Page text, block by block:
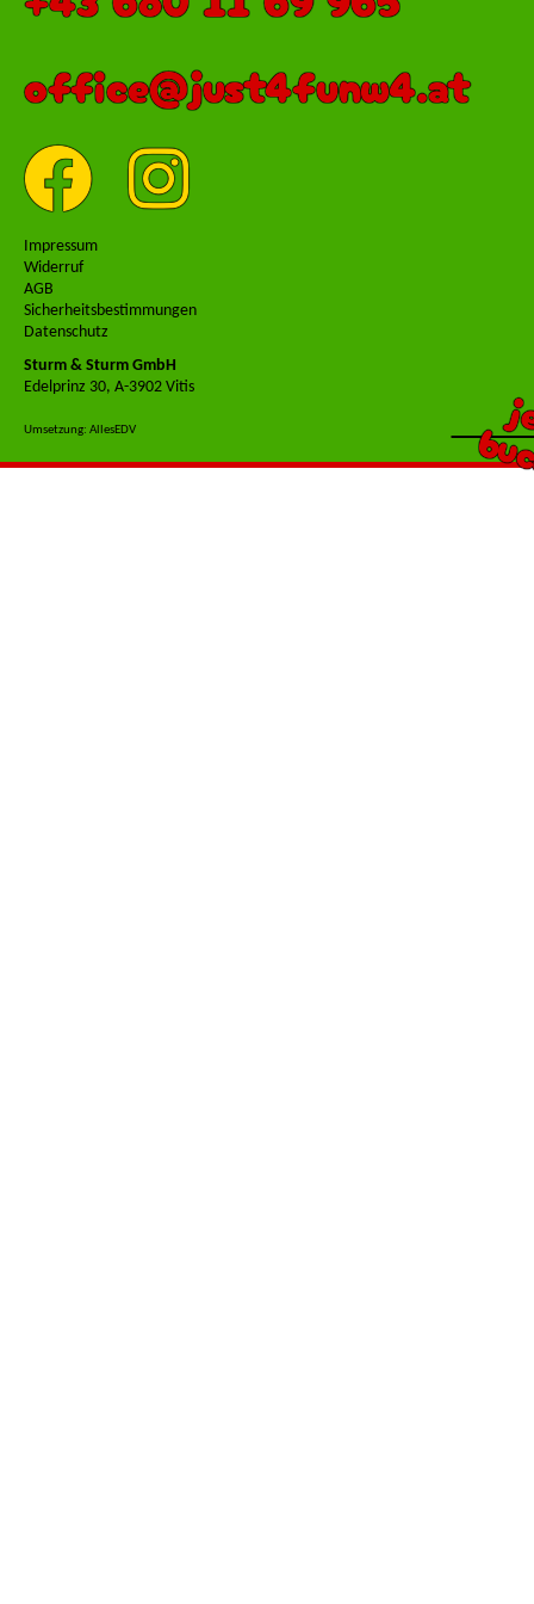
office@just4funw4.at
Impressum
Widerruf
AGB
Sicherheitsbestimmungen
Datenschutz
Sturm & Sturm GmbH
Edelprinz 30, A-3902 Vitis
Umsetzung: AllesEDV